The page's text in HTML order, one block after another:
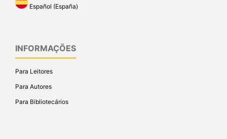
Español (España)
INFORMAÇÕES
Para Leitores
Para Autores
Para Bibliotecários